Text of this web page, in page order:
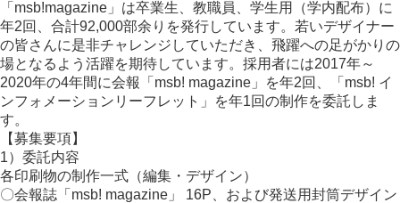
「msb!magazine」は卒業生、教職員、学生用（学内配布）に
年2回、合計92,000部余りを発行しています。若いデザイナー
の皆さんに是非チャレンジしていただき、飛躍への足がかりの
場となるよう活躍を期待しています。採用者には2017年～
2020年の4年間に会報「msb! magazine」を年2回、「msb! イ
ンフォメーションリーフレット」を年1回の制作を委託しま
す。
【募集要項】
1）委託内容
各印刷物の制作一式（編集・デザイン）
〇会報誌「msb! magazine」 16P、および発送用封筒デザイン